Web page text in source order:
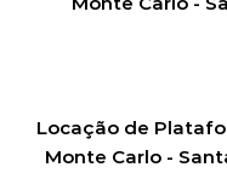
Locação de
Monte Carlo -